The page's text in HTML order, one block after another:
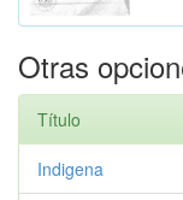
Otras
Título
Indigena